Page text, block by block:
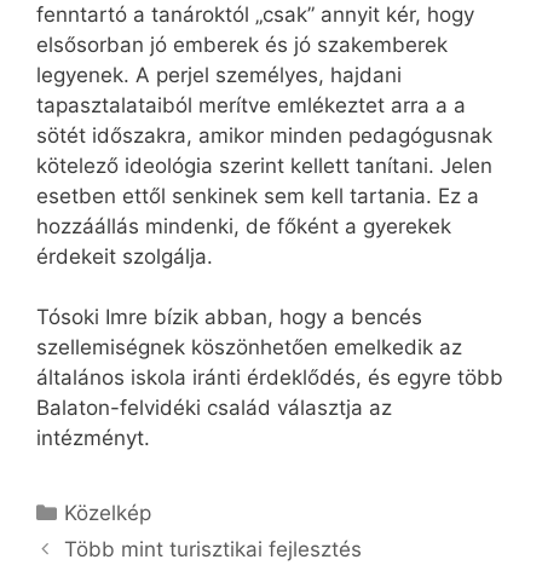
fenntartó a tanároktól „csak” annyit kér, hogy
elsősorban jó emberek és jó szakemberek
legyenek. A perjel személyes, hajdani
tapasztalataiból merítve emlékeztet arra a a
sötét időszakra, amikor minden pedagógusnak
kötelező ideológia szerint kellett tanítani. Jelen
esetben ettől senkinek sem kell tartania. Ez a
hozzáállás mindenki, de főként a gyerekek
érdekeit szolgálja.
Tósoki Imre bízik abban, hogy a bencés
szellemiségnek köszönhetően emelkedik az
általános iskola iránti érdeklődés, és egyre több
Balaton-felvidéki család választja az
intézményt.
Kategória
Közelkép
Több mint turisztikai fejlesztés